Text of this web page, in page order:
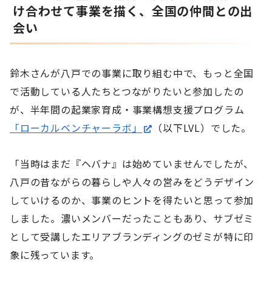
け合わせて事業を描く、全国の仲間との出
会い
鈴木さんが八戸での事業に取り組む中で、もっと全国
で活動している人たちとつながりたいと参加したの
が、半年間の起業家育成・事業構想支援プログラム
「ローカルベンチャーラボ」
（以下LVL）でした。
「当時はまだ『ヘバナ』は始めていませんでしたが、
八戸の昔ながらの暮らしや人々の営みをどうデザイン
していけるのか、事業のヒントを得たいと思って参加
しました。濃いメンバーだったこともあり、サブゼミ
として受講したエリアブランディングのゼミが特に印
象に残っています。